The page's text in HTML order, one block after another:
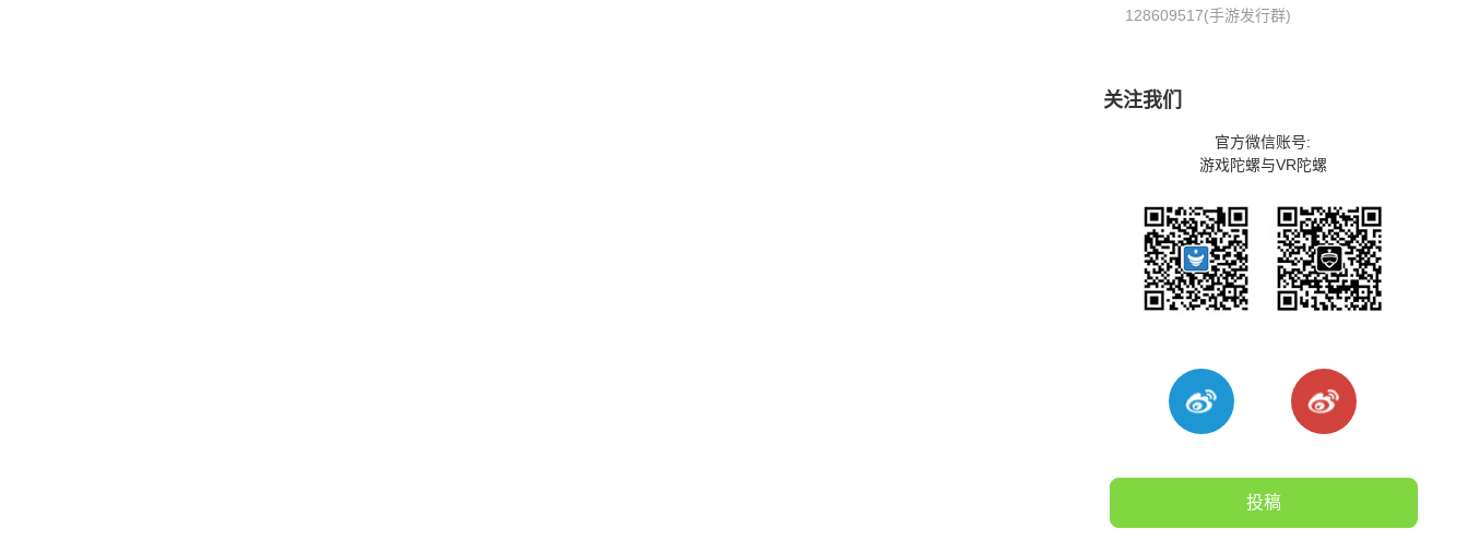
128609517(手游发行群)
关注我们
官方微信账号:
游戏陀螺与VR陀螺
投稿